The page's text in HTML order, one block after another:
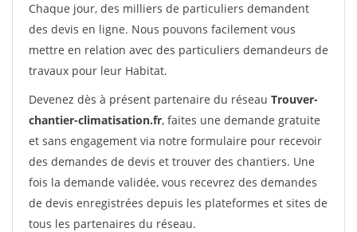
Chaque jour, des milliers de particuliers demandent
des devis en ligne. Nous pouvons facilement vous
mettre en relation avec des particuliers demandeurs de
travaux pour leur Habitat.
Devenez dès à présent partenaire du réseau Trouver-
chantier-climatisation.fr, faites une demande gratuite
et sans engagement via notre formulaire pour recevoir
des demandes de devis et trouver des chantiers. Une
fois la demande validée, vous recevrez des demandes
de devis enregistrées depuis les plateformes et sites de
tous les partenaires du réseau.